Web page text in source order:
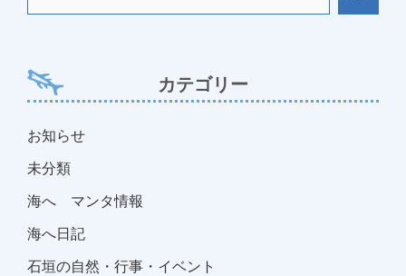
カテゴリー
お知らせ
未分類
海へ マンタ情報
海へ日記
石垣の自然・行事・イベント